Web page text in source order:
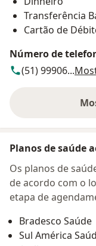
Transferência
Cartão de
Número de
(51) 99906...
Planos de saúde
Os planos de
de acordo com o
etapa de
Bradesco Saúde
Sul América